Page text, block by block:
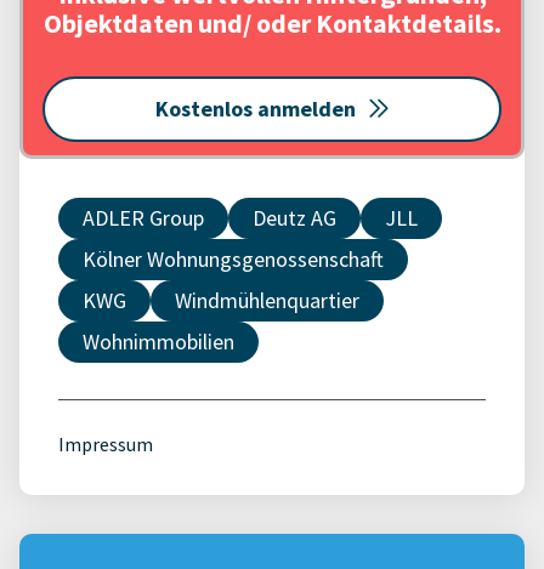
Objektdaten und/ oder Kontaktdetails.
Kostenlos anmelden
ADLER Group Deutz AG
JLL
Kölner Wohnungsgenossenschaft
KWG
Windmühlenquartier
Wohnimmobilien
Impressum